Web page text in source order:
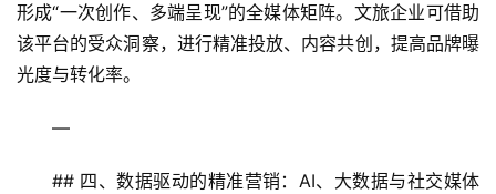
形成“一次创作、多端呈现”的全媒体矩阵。文旅企业可借助
该平台的受众洞察，进行精准投放、内容共创，提高品牌曝
光度与转化率。
—
## 四、数据驱动的精准营销：AI、大数据与社交媒体